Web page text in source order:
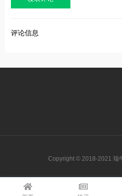
评论信息
Copyright © 2018-2021 瑞